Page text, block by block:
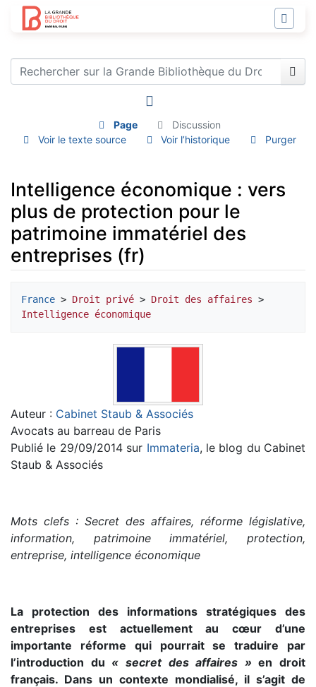
Page
Discussion
Voir le texte source
Voir l’historique Purger
Intelligence économique : vers
plus de protection pour le
patrimoine immatériel des
entreprises (fr)
France > Droit privé > Droit des affaires
Intelligence économique
Auteur : Cabinet Staub & Associés
Avocats au barreau de Paris
Publié le 29/09/2014 sur Immateria, le blog du Cabinet
Staub & Associés
Mots clefs : Secret des affaires, réforme législative,
information, patrimoine immatériel, protection,
entreprise, intelligence économique
La protection des informations stratégiques des
entreprises est actuellement au cœur d’une
importante réforme qui pourrait se traduire par
l’introduction du « secret des affaires » en droit
français. Dans un contexte mondialisé, il s’agit de